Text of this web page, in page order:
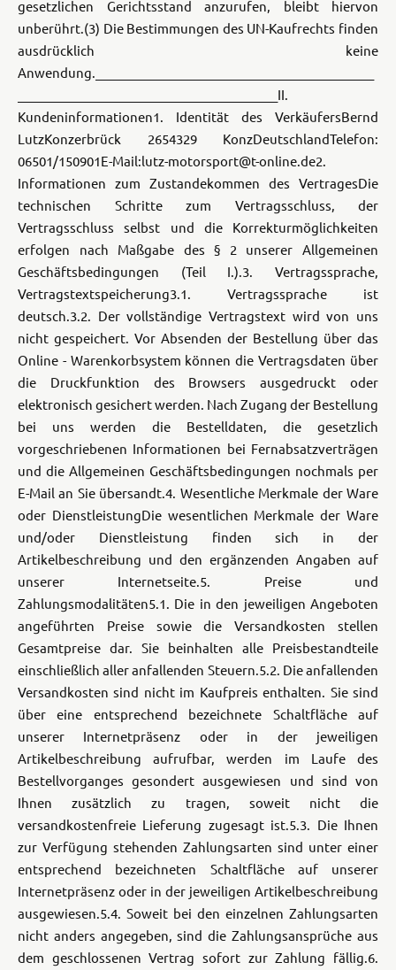
gesetzlichen Gerichtsstand anzurufen, bleibt hiervon
unberührt.(3) Die Bestimmungen des UN-Kaufrechts finden
ausdrücklich keine
Anwendung.
II.
Kundeninformationen1. Identität des VerkäufersBernd
LutzKonzerbrück 2654329 KonzDeutschlandTelefon:
06501/150901E-Mail:lutz-motorsport@t-online.de2.
Informationen zum Zustandekommen des VertragesDie
technischen Schritte zum Vertragsschluss, der
Vertragsschluss selbst und die Korrekturmöglichkeiten
erfolgen nach Maßgabe des § 2 unserer Allgemeinen
Geschäftsbedingungen (Teil I.).3. Vertragssprache,
Vertragstextspeicherung3.1. Vertragssprache ist
deutsch.3.2. Der vollständige Vertragstext wird von uns
nicht gespeichert. Vor Absenden der Bestellung über das
Online - Warenkorbsystem können die Vertragsdaten über
die Druckfunktion des Browsers ausgedruckt oder
elektronisch gesichert werden. Nach Zugang der Bestellung
bei uns werden die Bestelldaten, die gesetzlich
vorgeschriebenen Informationen bei Fernabsatzverträgen
und die Allgemeinen Geschäftsbedingungen nochmals per
E-Mail an Sie übersandt.4. Wesentliche Merkmale der Ware
oder DienstleistungDie wesentlichen Merkmale der Ware
und/oder Dienstleistung finden sich in der
Artikelbeschreibung und den ergänzenden Angaben auf
unserer Internetseite.5. Preise und
Zahlungsmodalitäten5.1. Die in den jeweiligen Angeboten
angeführten Preise sowie die Versandkosten stellen
Gesamtpreise dar. Sie beinhalten alle Preisbestandteile
einschließlich aller anfallenden Steuern.5.2. Die anfallenden
Versandkosten sind nicht im Kaufpreis enthalten. Sie sind
über eine entsprechend bezeichnete Schaltfläche auf
unserer Internetpräsenz oder in der jeweiligen
Artikelbeschreibung aufrufbar, werden im Laufe des
Bestellvorganges gesondert ausgewiesen und sind von
Ihnen zusätzlich zu tragen, soweit nicht die
versandkostenfreie Lieferung zugesagt ist.5.3. Die Ihnen
zur Verfügung stehenden Zahlungsarten sind unter einer
entsprechend bezeichneten Schaltfläche auf unserer
Internetpräsenz oder in der jeweiligen Artikelbeschreibung
ausgewiesen.5.4. Soweit bei den einzelnen Zahlungsarten
nicht anders angegeben, sind die Zahlungsansprüche aus
dem geschlossenen Vertrag sofort zur Zahlung fällig.6.